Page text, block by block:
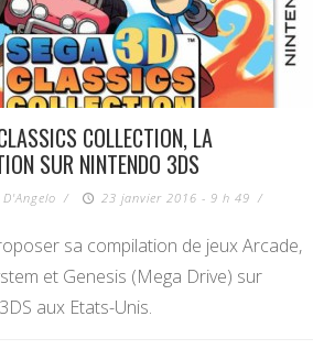
COLLECTION, LA
SUR NINTENDO 3DS
/ 23 janvier 2016 - 9 h 49 /
sa compilation de jeux Arcade,
et Genesis (Mega Drive) sur
aux Etats-Unis.